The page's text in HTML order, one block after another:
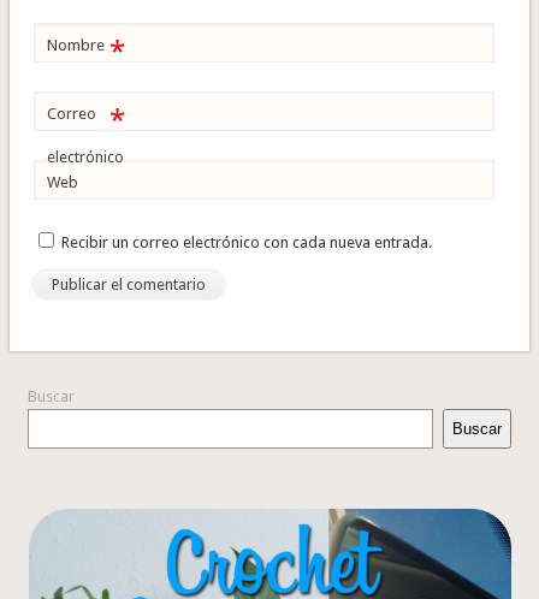
Nombre *
Correo
electrónico
*
Web
Recibir un correo electrónico con cada nueva entrada.
Buscar
Buscar